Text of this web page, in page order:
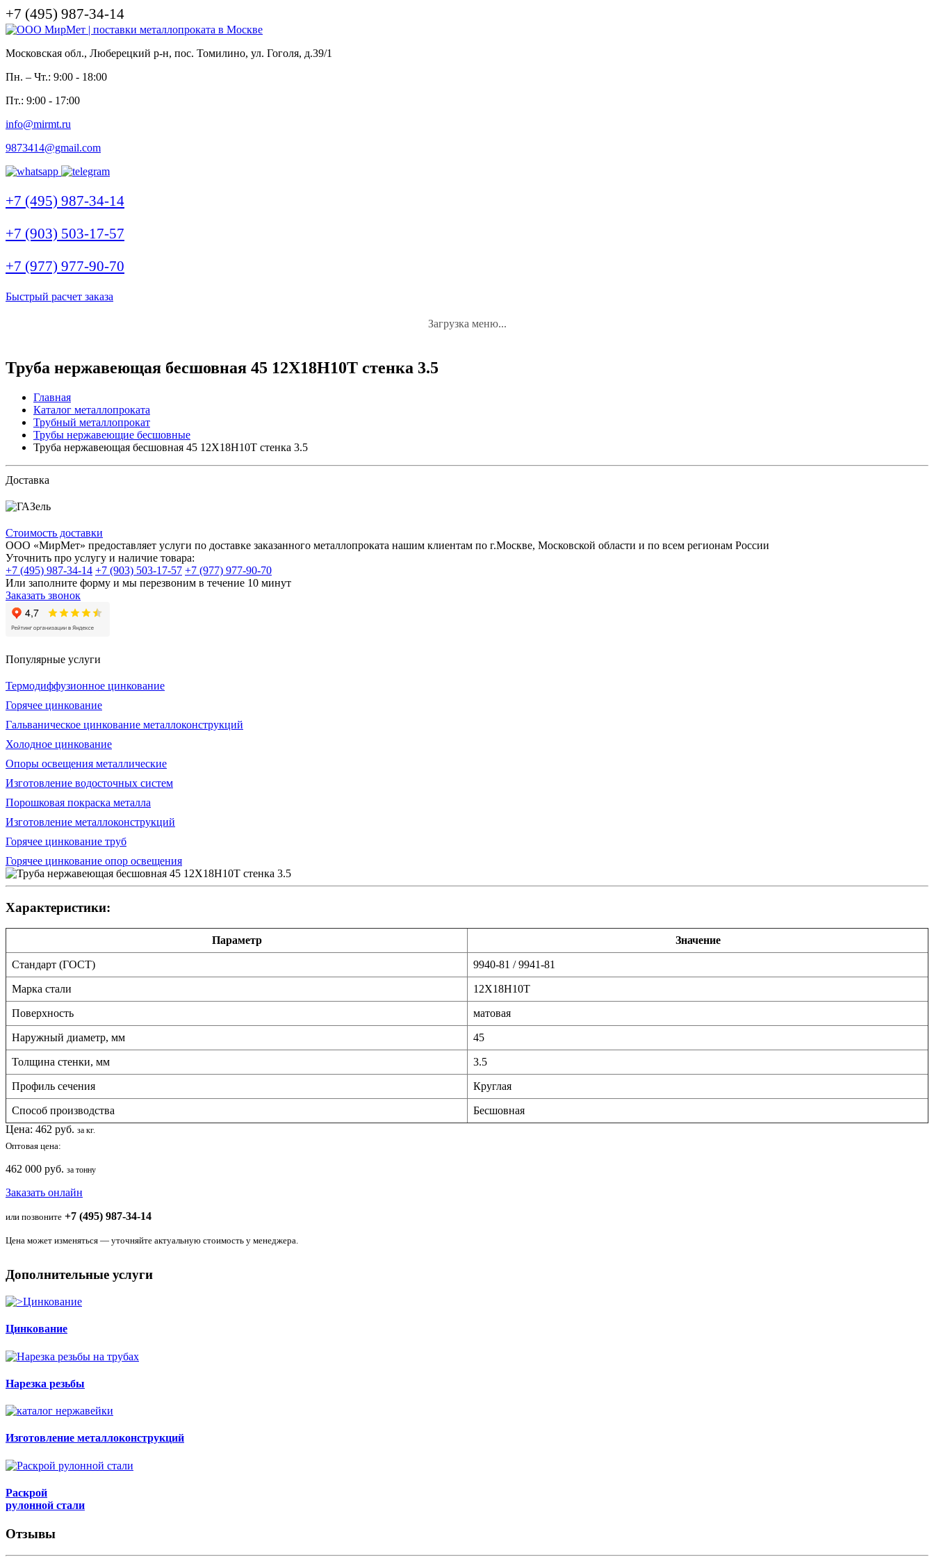
+7 (495) 987-34-14
Московская обл., Люберецкий р-н, пос. Томилино, ул. Гоголя, д.39/1
Пн. – Чт.: 9:00 - 18:00
Пт.: 9:00 - 17:00
info@mirmt.ru
9873414@gmail.com
+7 (495) 987-34-14
+7 (903) 503-17-57
+7 (977) 977-90-70
Быстрый расчет заказа
Загрузка меню...
Труба нержавеющая бесшовная 45 12Х18Н10Т стенка 3.5
Главная
Каталог металлопроката
Трубный металлопрокат
Трубы нержавеющие бесшовные
Труба нержавеющая бесшовная 45 12Х18Н10Т стенка 3.5
Доставка
Стоимость доставки
ООО «МирМет» предоставляет услуги по доставке заказанного металлопроката нашим клиентам по г.Москве, Московской области и по всем регионам России
Уточнить про услугу и наличие товара:
+7 (495) 987-34-14 +7 (903) 503-17-57 +7 (977) 977-90-70
Или заполните форму и мы перезвоним в течение 10 минут
Заказать звонок
Популярные услуги
Термодиффузионное цинкование
Горячее цинкование
Гальваническое цинкование металлоконструкций
Холодное цинкование
Опоры освещения металлические
Изготовление водосточных систем
Порошковая покраска металла
Изготовление металлоконструкций
Горячее цинкование труб
Горячее цинкование опор освещения
Характеристики:
Параметр Значение
Стандарт (ГОСТ) 9940-81 / 9941-81
Марка стали 12Х18Н10Т
Поверхность матовая
Наружный диаметр, мм 45
Толщина стенки, мм 3.5
Профиль сечения Круглая
Способ производства
Бесшовная
Цена: 462 руб. за кг.
Оптовая цена:
462 000 руб. за тонну
Заказать онлайн
или позвоните +7 (495) 987-34-14
Цена может изменяться — уточняйте актуальную стоимость у менеджера.
Дополнительные услуги
Цинкование
Нарезка резьбы
Изготовление металлоконструкций
Раскрой
рулонной стали
Отзывы